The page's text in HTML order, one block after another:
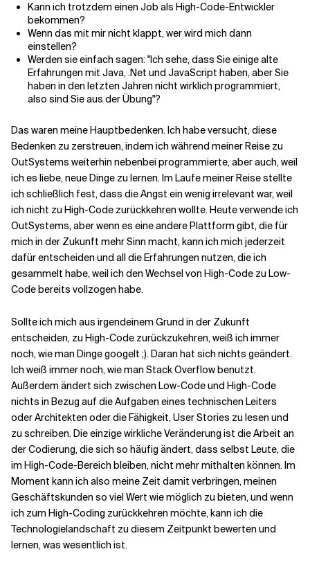
Kann ich trotzdem einen Job als High-Code-Entwickler
bekommen?
Wenn das mit mir nicht klappt, wer wird mich dann
einstellen?
Werden sie einfach sagen: "Ich sehe, dass Sie einige alte
Erfahrungen mit Java, .Net und JavaScript haben, aber Sie
haben in den letzten Jahren nicht wirklich programmiert,
also sind Sie aus der Übung"?
Das waren meine Hauptbedenken. Ich habe versucht, diese
Bedenken zu zerstreuen, indem ich während meiner Reise zu
OutSystems weiterhin nebenbei programmierte, aber auch, weil
ich es liebe, neue Dinge zu lernen. Im Laufe meiner Reise stellte
ich schließlich fest, dass die Angst ein wenig irrelevant war, weil
ich nicht zu High-Code zurückkehren wollte. Heute verwende ich
OutSystems, aber wenn es eine andere Plattform gibt, die für
mich in der Zukunft mehr Sinn macht, kann ich mich jederzeit
dafür entscheiden und all die Erfahrungen nutzen, die ich
gesammelt habe, weil ich den Wechsel von High-Code zu Low-
Code bereits vollzogen habe.
Sollte ich mich aus irgendeinem Grund in der Zukunft
entscheiden, zu High-Code zurückzukehren, weiß ich immer
noch, wie man Dinge googelt ;). Daran hat sich nichts geändert.
Ich weiß immer noch, wie man Stack Overflow benutzt.
Außerdem ändert sich zwischen Low-Code und High-Code
nichts in Bezug auf die Aufgaben eines technischen Leiters
oder Architekten oder die Fähigkeit, User Stories zu lesen und
zu schreiben. Die einzige wirkliche Veränderung ist die Arbeit an
der Codierung, die sich so häufig ändert, dass selbst Leute, die
im High-Code-Bereich bleiben, nicht mehr mithalten können. Im
Moment kann ich also meine Zeit damit verbringen, meinen
Geschäftskunden so viel Wert wie möglich zu bieten, und wenn
ich zum High-Coding zurückkehren möchte, kann ich die
Technologielandschaft zu diesem Zeitpunkt bewerten und
lernen, was wesentlich ist.